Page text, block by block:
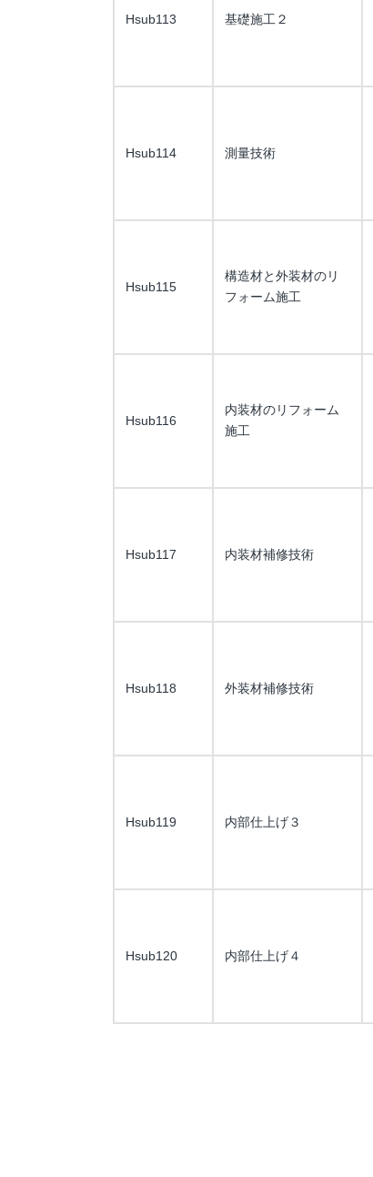
Hsub113 基礎施工２
Hsub114 測量技術
Hsub115
構造材と外装材のリ
フォーム施工
Hsub116
内装材のリフォーム
施工
Hsub117 内装材補修技術
Hsub118 外装材補修技術
Hsub119 内部仕上げ３
Hsub120 内部仕上げ４